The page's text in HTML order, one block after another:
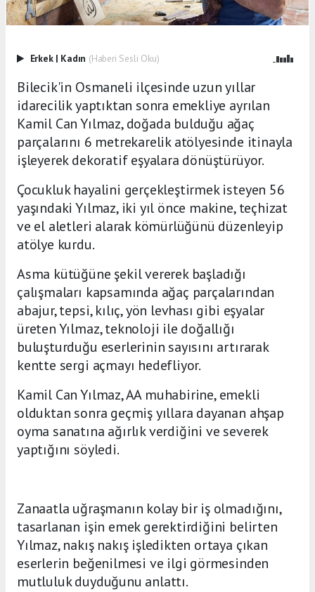
Erkek | Kadın (Haberi Sesli Oku)
Bilecik'in Osmaneli ilçesinde uzun yıllar
idarecilik yaptıktan sonra emekliye ayrılan
Kamil Can Yılmaz, doğada bulduğu ağaç
parçalarını 6 metrekarelik atölyesinde itinayla
işleyerek dekoratif eşyalara dönüştürüyor.
Çocukluk hayalini gerçekleştirmek isteyen 56
yaşındaki Yılmaz, iki yıl önce makine, teçhizat
ve el aletleri alarak kömürlüğünü düzenleyip
atölye kurdu.
Asma kütüğüne şekil vererek başladığı
çalışmaları kapsamında ağaç parçalarından
abajur, tepsi, kılıç, yön levhası gibi eşyalar
üreten Yılmaz, teknoloji ile doğallığı
buluşturduğu eserlerinin sayısını artırarak
kentte sergi açmayı hedefliyor.
Kamil Can Yılmaz, AA muhabirine, emekli
olduktan sonra geçmiş yıllara dayanan ahşap
oyma sanatına ağırlık verdiğini ve severek
yaptığını söyledi.
Zanaatla uğraşmanın kolay bir iş olmadığını,
tasarlanan işin emek gerektirdiğini belirten
Yılmaz, nakış nakış işledikten ortaya çıkan
eserlerin beğenilmesi ve ilgi görmesinden
mutluluk duyduğunu anlattı.